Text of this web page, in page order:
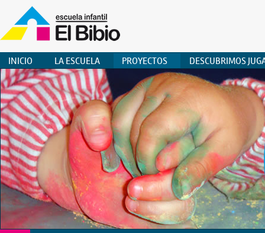
INICIO LA ESCUELA PROYECTOS DESCUBRIMOS